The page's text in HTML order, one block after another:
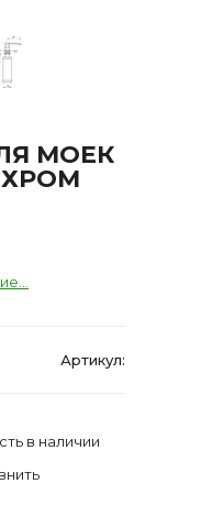
МОЕК
ХРОМ
Артикул:
в наличии